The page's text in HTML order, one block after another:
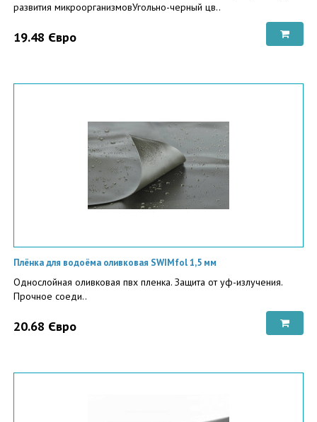
развития микроорганизмовУгольно-черный цв..
19.48 Євро
Плёнка для водоёма оливковая SWIMfol 1,5 мм
Однослойная оливковая пвх пленка. Защита от уф-излучения.
Прочное соеди..
20.68 Євро